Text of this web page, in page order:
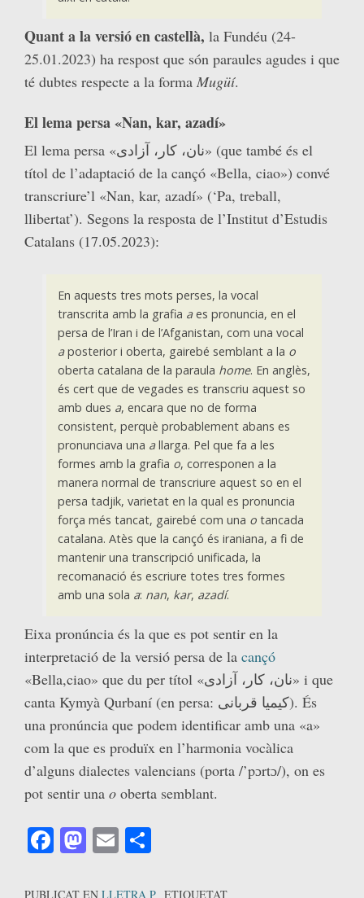
Quant a la versió en castellà, la Fundéu (24-
25.01.2023) ha respost que són paraules agudes i que
té dubtes respecte a la forma Mugüí.
El lema persa «Nan, kar, azadí»
El lema persa «نان، کار، آزادی» (que també és el
títol de l’adaptació de la cançó «Bella, ciao») convé
transcriure’l «Nan, kar, azadí» (‘Pa, treball,
llibertat’). Segons la resposta de l’Institut d’Estudis
Catalans (17.05.2023):
En aquests tres mots perses, la vocal
transcrita amb la grafia aes pronuncia, en el
persa de l’Iran i de l’Afganistan, com una vocal
aposterior i oberta, gairebé semblant a la o
oberta catalana de la paraula home. En anglès,
és cert que de vegades es transcriu aquest so
amb dues a, encara que no de forma
consistent, perquè probablement abans es
pronunciava una allarga. Pel que fa a les
formes amb la grafia o, corresponen a la
manera normal de transcriure aquest so en el
persa tadjik, varietat en la qual es pronuncia
força més tancat, gairebé com una otancada
catalana. Atès que la cançó és iraniana, a fi de
mantenir una transcripció unificada, la
recomanació és escriure totes tres formes
amb una sola a: nan, kar, azadí.
Eixa pronúncia és la que es pot sentir en la
interpretació de la versió persa de la cançó
«Bella,ciao» que du per títol «نان، کار، آزادی» i que
canta Kymyà Qurbaní (en persa: کیمیا قربانی). És
una pronúncia que podem identificar amb una «a»
com la que es produïx en l’harmonia vocàlica
d’alguns dialectes valencians (porta /’pɔrtɔ/), on es
pot sentir una o oberta semblant.
Facebook
Mastodon
Email
PUBLICAT EN LLETRA P ETIQUETAT